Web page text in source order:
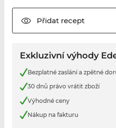
Přidatrecept
Exkluzivní výhody
Bezplatné zaslání a zpětné
30 dnů právo vrátit zboží
Výhodné ceny
Nákup na fakturu